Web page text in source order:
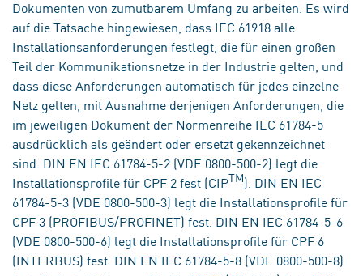
Dokumenten von zumutbarem Umfang zu arbeiten. Es wird
auf die Tatsache hingewiesen, dass IEC 61918 alle
Installationsanforderungen festlegt, die für einen großen
Teil der Kommunikationsnetze in der Industrie gelten, und
dass diese Anforderungen automatisch für jedes einzelne
Netz gelten, mit Ausnahme derjenigen Anforderungen, die
im jeweiligen Dokument der Normenreihe IEC 61784-5
ausdrücklich als geändert oder ersetzt gekennzeichnet
sind. DIN EN IEC 61784-5-2 (VDE 0800-500-2) legt die
Installationsprofile für CPF 2 fest (CIPTM). DIN EN IEC
61784-5-3 (VDE 0800-500-3) legt die Installationsprofile für
CPF 3 (PROFIBUS/PROFINET) fest. DIN EN IEC 61784-5-6
(VDE 0800-500-6) legt die Installationsprofile für CPF 6
(INTERBUS) fest. DIN EN IEC 61784-5-8 (VDE 0800-500-8)